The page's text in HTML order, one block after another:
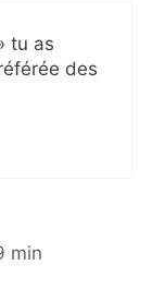
tu as
des
min